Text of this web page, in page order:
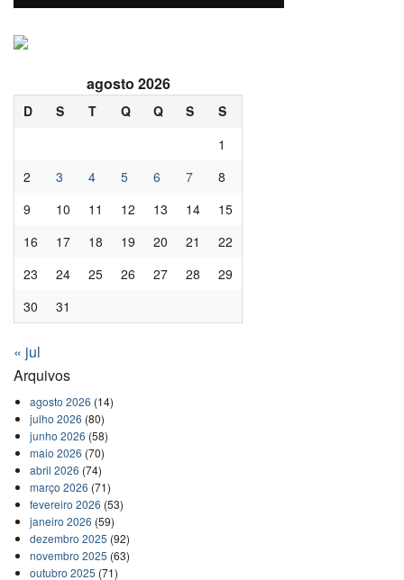
agosto 2026
D S T Q Q S
S
1
2
3 4 5 6 7
8
9
10 11 12 13 14
15
16
17 18 19 20 21
22
23
24 25 26 27 28
29
30
31
« jul
Arquivos
agosto 2026 (14)
julho 2026 (80)
junho 2026 (58)
maio 2026 (70)
abril 2026 (74)
março 2026 (71)
fevereiro 2026 (53)
janeiro 2026 (59)
dezembro 2025 (92)
novembro 2025 (63)
outubro 2025 (71)